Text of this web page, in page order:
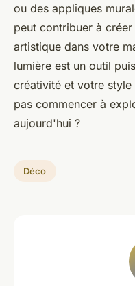
ou des appliques
peut contribuer à
artistique dans votre
lumière est un outil
créativité et votre
pas commencer à
aujourd'hui ?
Déco